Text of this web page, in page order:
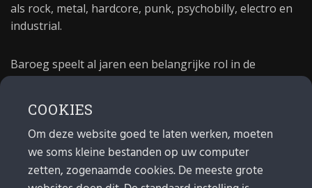
als rock, metal, hardcore, punk, psychobilly, electro en
industrial.
Baroeg speelt al jaren een belangrijke rol in de
poppodium 40 jaar.
MAIL
COOKIES
Om deze website goed te laten werken, moeten
we soms kleine bestanden op uw computer
zetten, zogenaamde cookies. De meeste grote